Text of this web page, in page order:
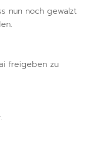
nun noch gewalzt
freigeben zu